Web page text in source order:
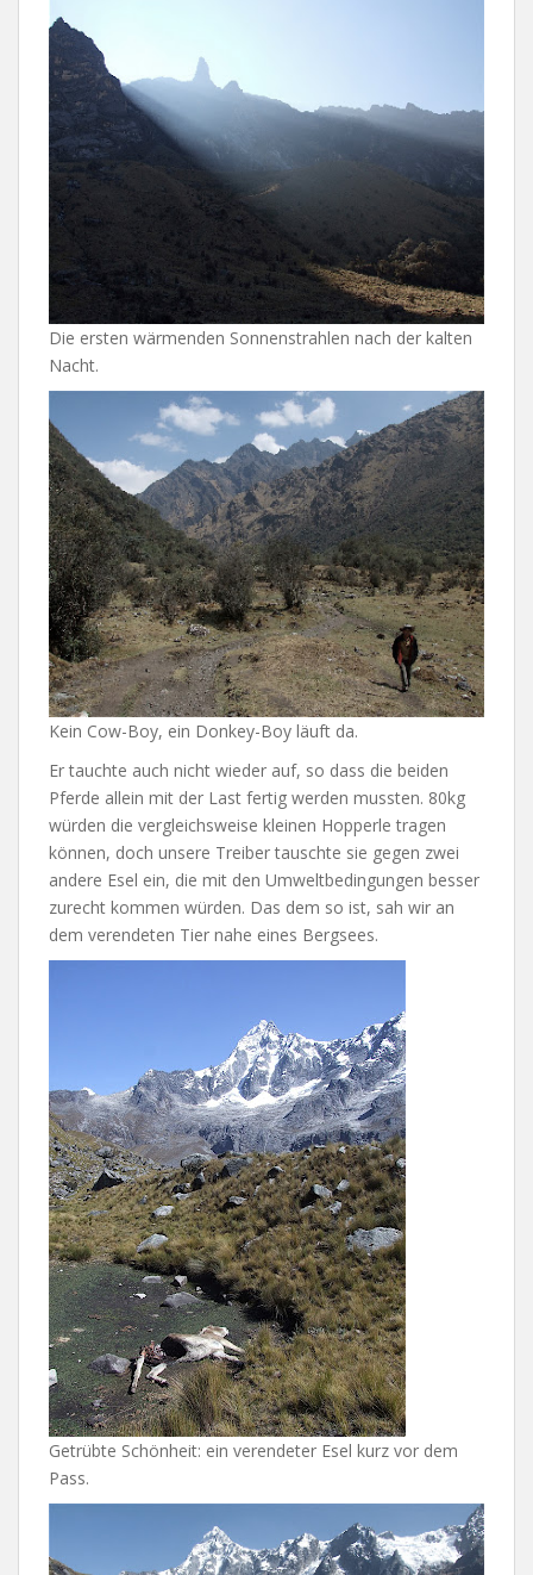
Die ersten wärmenden Sonnenstrahlen nach der kalten
Nacht.
Kein Cow-Boy, ein Donkey-Boy läuft da.
Er tauchte auch nicht wieder auf, so dass die beiden
Pferde allein mit der Last fertig werden mussten. 80kg
würden die vergleichsweise kleinen Hopperle tragen
können, doch unsere Treiber tauschte sie gegen zwei
andere Esel ein, die mit den Umweltbedingungen besser
zurecht kommen würden. Das dem so ist, sah wir an
dem verendeten Tier nahe eines Bergsees.
Getrübte Schönheit: ein verendeter Esel kurz vor dem
Pass.